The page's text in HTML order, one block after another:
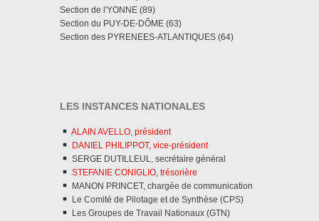
Section de l'YONNE (89)
Section du PUY-DE-DÔME (63)
Section des PYRENEES-ATLANTIQUES (64)
LES INSTANCES NATIONALES
ALAIN AVELLO, président
DANIEL PHILIPPOT, vice-président
SERGE DUTILLEUL, secrétaire général
STEFANIE CONIGLIO, trésorière
MANON PRINCET, chargée de communication
Le Comité de Pilotage et de Synthèse (CPS)
Les Groupes de Travail Nationaux (GTN)